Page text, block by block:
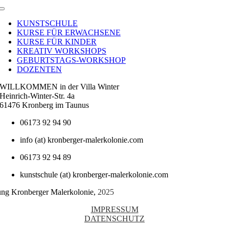
Toggle
NavigationKUNSTSCHULE
KURSE FÜR ERWACHSENE
KURSE FÜR KINDER
KREATIV WORKSHOPS
GEBURTSTAGS-WORKSHOP
DOZENTEN
WILLKOMMEN in der Villa Winter
Heinrich-Winter-Str. 4a
61476 Kronberg im Taunus
06173 92 94 90
info (at) kronberger-malerkolonie.com
06173 92 94 89
kunstschule (at) kronberger-malerkolonie.com
Kronberger Malerkolonie, 2025
IMPRESSUM
DATENSCHUTZ